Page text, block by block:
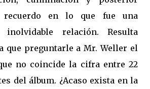
recuerdo en lo que fue una
inolvidable relación. Resulta
que preguntarle a Mr. Weller el
no coincide la cifra entre 22
del álbum. ¿Acaso exista en la